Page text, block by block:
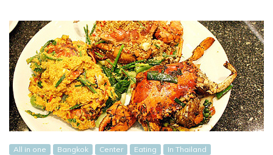
All in one Bangkok Center Eating
In Thailand